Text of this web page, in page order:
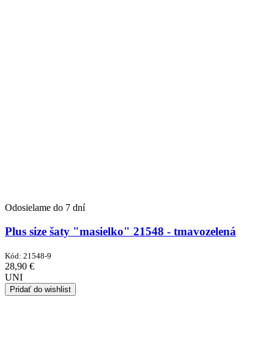
Odosielame do 7 dní
Plus size šaty "masielko" 21548 - tmavozelená
Kód: 21548-9
28,90 €
UNI
Pridať do wishlist